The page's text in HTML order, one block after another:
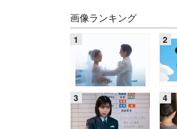
画像ランキング